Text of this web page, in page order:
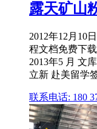
露天矿山
2012年12月10
程文档免费下
2013年5 月 文
立新 赴美留学
联系电话: 180